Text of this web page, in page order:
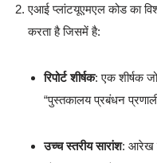
एआई प्लांटयूएमएल कोड का
करता है जिसमें है:
रिपोर्ट शीर्षक: एक शीर्षक
“पुस्तकालय प्रबंधन
उच्च स्तरीय सारांश: आरेख